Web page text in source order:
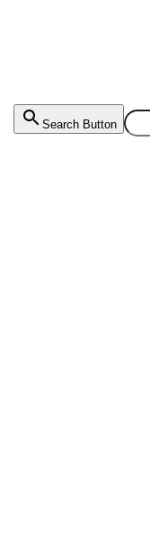
Search Button